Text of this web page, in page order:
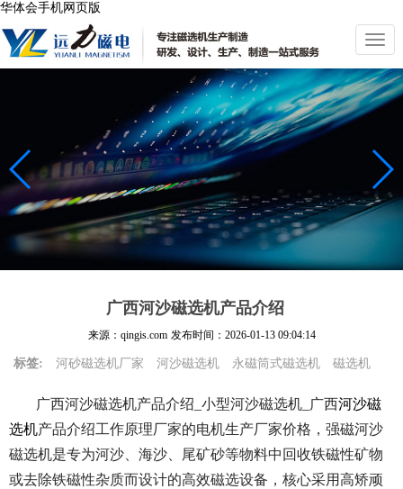
华体会手机网页版
切
换
导
航
广西河沙磁选机产品介绍
来源：qingis.com 发布时间： 2026-01-13 09:04:14
标签: 河砂磁选机厂家 河沙磁选机 永磁筒式磁选机 磁选机
广西河沙磁选机产品介绍_小型河沙磁选机_广西河沙磁
选机产品介绍工作原理厂家的电机生产厂家价格，强磁河沙
磁选机是专为河沙、海沙、尾矿砂等物料中回收铁磁性矿物
或去除铁磁性杂质而设计的高效磁选设备，核心采用高矫顽